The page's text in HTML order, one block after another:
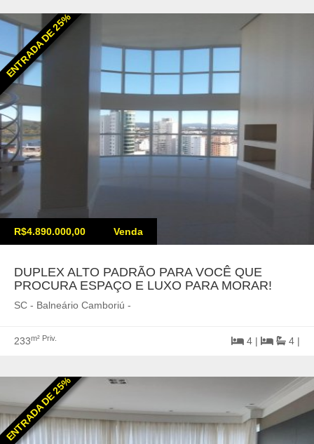
ENTRADA DE 25%
R$4.890.000,00 Venda
DUPLEX ALTO PADRÃO PARA VOCÊ QUE
PROCURA ESPAÇO E LUXO PARA MORAR!
SC - Balneário Camboriú -
233m² Priv. 4 | 4 |
ENTRADA DE 25%